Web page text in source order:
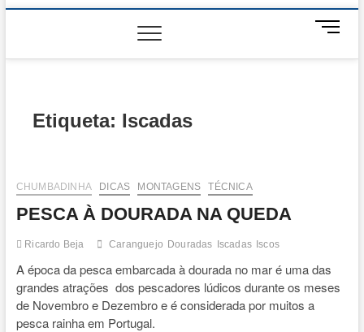
M
n
Etiqueta: Iscadas
CHUMBADINHA DICAS MONTAGENS TÉCNICA
PESCA À DOURADA NA QUEDA
Ricardo Beja Caranguejo Douradas Iscadas Iscos
A época da pesca embarcada à dourada no mar é uma das
grandes atrações dos pescadores lúdicos durante os meses
de Novembro e Dezembro e é considerada por muitos a
pesca rainha em Portugal.